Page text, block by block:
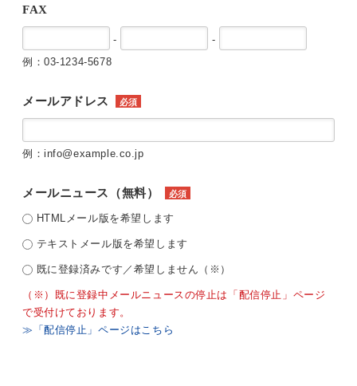
FAX
-
-
例：03-1234-5678
メールアドレス 必須
例：info@example.co.jp
メールニュース（無料） 必須
HTMLメール版を希望します
テキストメール版を希望します
既に登録済みです／希望しません（※）
（※）既に登録中メールニュースの停止は「配信停止」ページ
で受付けております。
≫「配信停止」ページはこちら